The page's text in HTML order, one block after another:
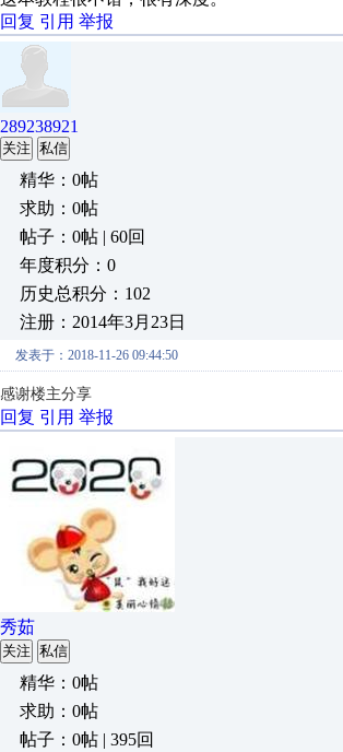
回复 引用 举报
289238921
关注 私信
精华：0帖
求助：0帖
帖子：0帖 | 60回
年度积分：0
历史总积分：102
注册：2014年3月23日
发表于：2018-11-26 09:44:50
感谢楼主分享
回复 引用 举报
秀茹
关注 私信
精华：0帖
求助：0帖
帖子：0帖 | 395回